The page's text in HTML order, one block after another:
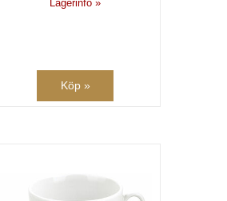
Lagerinfo »
Köp »